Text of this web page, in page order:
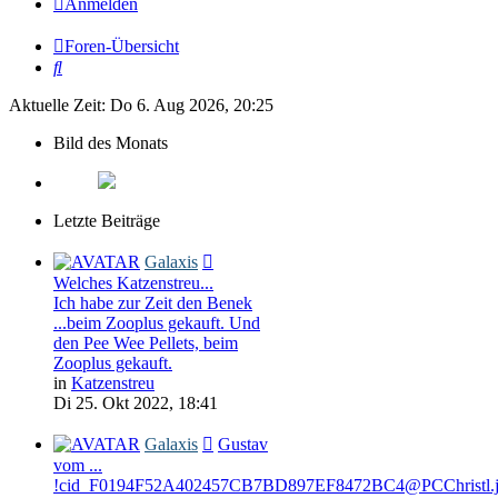
Anmelden
Foren-Übersicht
Suche
Aktuelle Zeit: Do 6. Aug 2026, 20:25
Bild des Monats
Letzte Beiträge
Galaxis
Welches Katzenstreu...
Ich habe zur Zeit den Benek
...beim Zooplus gekauft. Und
den Pee Wee Pellets, beim
Zooplus gekauft.
in Katzenstreu
Di 25. Okt 2022, 18:41
Galaxis
Gustav
vom ...